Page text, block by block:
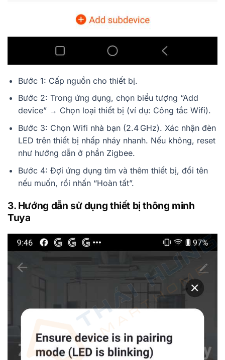
Bước 1: Cấp nguồn cho thiết bị.
Bước 2: Trong ứng dụng, chọn biểu tượng “Add
device” → Chọn loại thiết bị (ví dụ: Công tắc Wifi).
Bước 3: Chọn Wifi nhà bạn (2.4 GHz). Xác nhận đèn
LED trên thiết bị nhấp nháy nhanh. Nếu không, reset
như hướng dẫn ở phần Zigbee.
Bước 4: Đợi ứng dụng tìm và thêm thiết bị, đổi tên
nếu muốn, rồi nhấn “Hoàn tất”.
3. Hướng dẫn sử dụng thiết bị thông minh
Tuya